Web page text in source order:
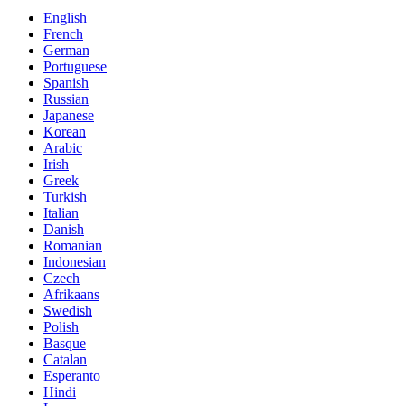
English
French
German
Portuguese
Spanish
Russian
Japanese
Korean
Arabic
Irish
Greek
Turkish
Italian
Danish
Romanian
Indonesian
Czech
Afrikaans
Swedish
Polish
Basque
Catalan
Esperanto
Hindi